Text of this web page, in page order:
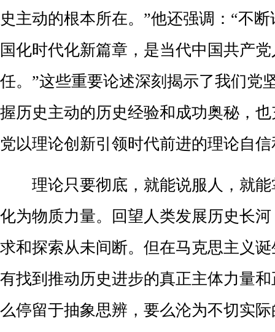
史主动的根本所在。”他还强调：“不
国化时代化新篇章，是当代中国共产
任。”这些重要论述深刻揭示了我们党
握历史主动的历史经验和成功奥秘，
党以理论创新引领时代前进的理论自
理论只要彻底，就能说服人，就
化为物质力量。回望人类发展历史长
求和探索从未间断。但在马克思主义
有找到推动历史进步的真正主体力量
么停留于抽象思辨，要么沦为不切实